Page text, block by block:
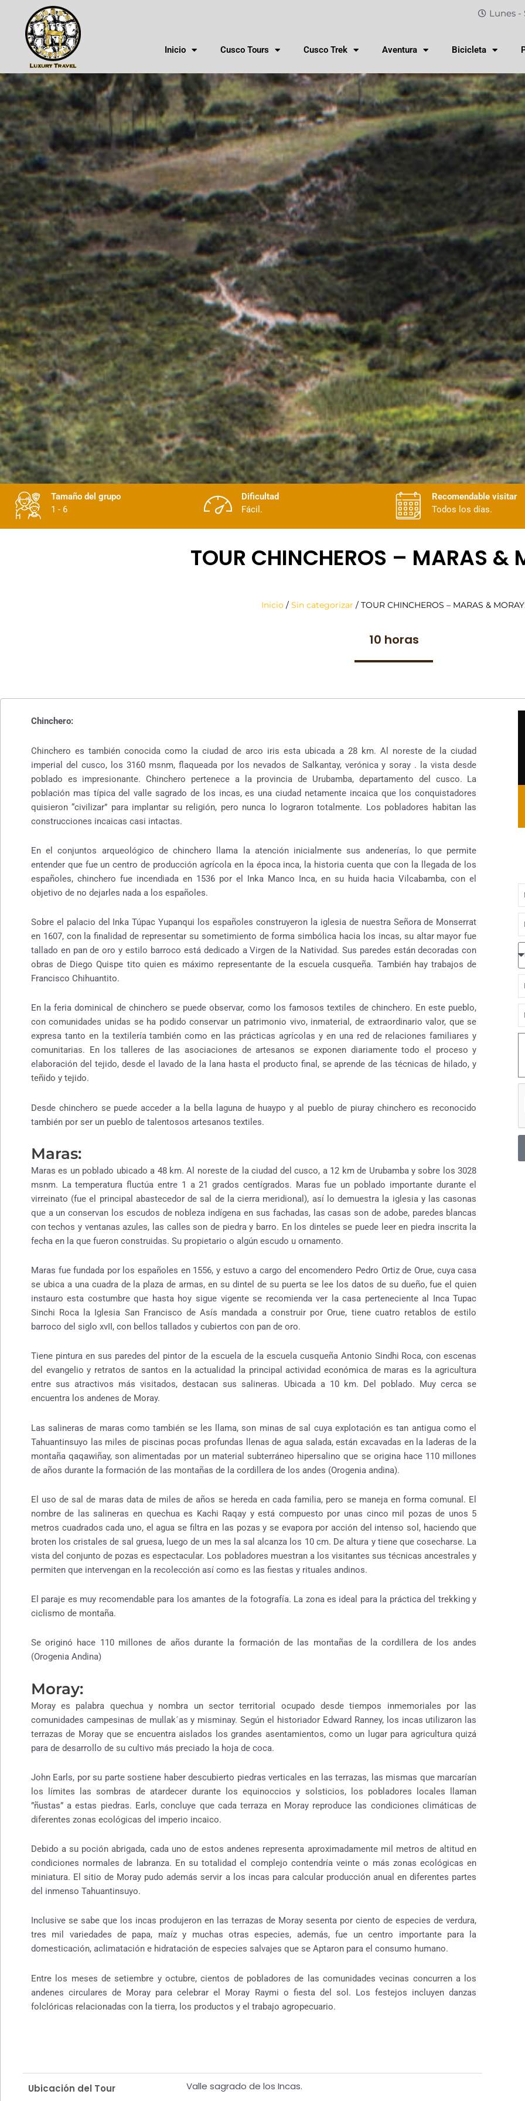
contenido
Lunes -
Inicio Cusco Tours Cusco Trek Aventura Bicicleta
Tamaño del grupo
1 - 6
Dificultad
Fácil.
Recomendable visitar
Todos los días.
TOUR CHINCHEROS – MARAS &
Inicio / Sin categorizar / TOUR CHINCHEROS – MARAS &
10 horas
Chinchero:
Chinchero es también conocida como la ciudad de arco iris esta ubicada a 28 km. Al noreste de la ciudad
imperial del cusco, los 3160 msnm, flaqueada por los nevados de Salkantay, verónica y soray . la vista desde
poblado es impresionante. Chinchero pertenece a la provincia de Urubamba, departamento del cusco. La
población mas típica del valle sagrado de los incas, es una ciudad netamente incaica que los conquistadores
quisieron “civilizar” para implantar su religión, pero nunca lo lograron totalmente. Los pobladores habitan las
construcciones incaicas casi intactas.
En el conjuntos arqueológico de chinchero llama la atención inicialmente sus andenerías, lo que permite
entender que fue un centro de producción agrícola en la época inca, la historia cuenta que con la llegada de los
españoles, chinchero fue incendiada en 1536 por el Inka Manco Inca, en su huida hacia Vilcabamba, con el
objetivo de no dejarles nada a los españoles.
Sobre el palacio del Inka Túpac Yupanqui los españoles construyeron la iglesia de nuestra Señora de Monserrat
en 1607, con la finalidad de representar su sometimiento de forma simbólica hacia los incas, su altar mayor fue
tallado en pan de oro y estilo barroco está dedicado a Virgen de la Natividad. Sus paredes están decoradas con
obras de Diego Quispe tito quien es máximo representante de la escuela cusqueña. También hay trabajos de
Francisco Chihuantito.
En la feria dominical de chinchero se puede observar, como los famosos textiles de chinchero. En este pueblo,
con comunidades unidas se ha podido conservar un patrimonio vivo, inmaterial, de extraordinario valor, que se
expresa tanto en la textilería también como en las prácticas agrícolas y en una red de relaciones familiares y
comunitarias. En los talleres de las asociaciones de artesanos se exponen diariamente todo el proceso y
elaboración del tejido, desde el lavado de la lana hasta el producto final, se aprende de las técnicas de hilado, y
teñido y tejido.
Desde chinchero se puede acceder a la bella laguna de huaypo y al pueblo de piuray chinchero es reconocido
también por ser un pueblo de talentosos artesanos textiles.
Maras:
Maras es un poblado ubicado a 48 km. Al noreste de la ciudad del cusco, a 12 km de Urubamba y sobre los 3028
msnm. La temperatura fluctúa entre 1 a 21 grados centígrados. Maras fue un poblado importante durante el
virreinato (fue el principal abastecedor de sal de la cierra meridional), así lo demuestra la iglesia y las casonas
que a un conservan los escudos de nobleza indígena en sus fachadas, las casas son de adobe, paredes blancas
con techos y ventanas azules, las calles son de piedra y barro. En los dinteles se puede leer en piedra inscrita la
fecha en la que fueron construidas. Su propietario o algún escudo u ornamento.
Maras fue fundada por los españoles en 1556, y estuvo a cargo del encomendero Pedro Ortiz de Orue, cuya casa
se ubica a una cuadra de la plaza de armas, en su dintel de su puerta se lee los datos de su dueño, fue el quien
instauro esta costumbre que hasta hoy sigue vigente se recomienda ver la casa perteneciente al Inca Tupac
Sinchi Roca la Iglesia San Francisco de Asís mandada a construir por Orue, tiene cuatro retablos de estilo
barroco del siglo xvII, con bellos tallados y cubiertos con pan de oro.
Tiene pintura en sus paredes del pintor de la escuela de la escuela cusqueña Antonio Sindhi Roca, con escenas
del evangelio y retratos de santos en la actualidad la principal actividad económica de maras es la agricultura
entre sus atractivos más visitados, destacan sus salineras. Ubicada a 10 km. Del poblado. Muy cerca se
encuentra los andenes de Moray.
Las salineras de maras como también se les llama, son minas de sal cuya explotación es tan antigua como el
Tahuantinsuyo las miles de piscinas pocas profundas llenas de agua salada, están excavadas en la laderas de la
montaña qaqawiñay, son alimentadas por un material subterráneo hipersalino que se origina hace 110 millones
de años durante la formación de las montañas de la cordillera de los andes (Orogenia andina).
El uso de sal de maras data de miles de años se hereda en cada familia, pero se maneja en forma comunal. El
nombre de las salineras en quechua es Kachi Raqay y está compuesto por unas cinco mil pozas de unos 5
metros cuadrados cada uno, el agua se filtra en las pozas y se evapora por acción del intenso sol, haciendo que
broten los cristales de sal gruesa, luego de un mes la sal alcanza los 10 cm. De altura y tiene que cosecharse. La
vista del conjunto de pozas es espectacular. Los pobladores muestran a los visitantes sus técnicas ancestrales y
permiten que intervengan en la recolección así como es las fiestas y rituales andinos.
El paraje es muy recomendable para los amantes de la fotografía. La zona es ideal para la práctica del trekking y
ciclismo de montaña.
Se originó hace 110 millones de años durante la formación de las montañas de la cordillera de los andes
(Orogenia Andina)
Moray:
Moray es palabra quechua y nombra un sector territorial ocupado desde tiempos inmemoriales por las
comunidades campesinas de mullak´as y misminay. Según el historiador Edward Ranney, los incas utilizaron las
terrazas de Moray que se encuentra aislados los grandes asentamientos, como un lugar para agricultura quizá
para de desarrollo de su cultivo más preciado la hoja de coca.
John Earls, por su parte sostiene haber descubierto piedras verticales en las terrazas, las mismas que marcarían
los límites las sombras de atardecer durante los equinoccios y solsticios, los pobladores locales llaman
”ñustas” a estas piedras. Earls, concluye que cada terraza en Moray reproduce las condiciones climáticas de
diferentes zonas ecológicas del imperio incaico.
Debido a su poción abrigada, cada uno de estos andenes representa aproximadamente mil metros de altitud en
condiciones normales de labranza. En su totalidad el complejo contendría veinte o más zonas ecológicas en
miniatura. El sitio de Moray pudo además servir a los incas para calcular producción anual en diferentes partes
del inmenso Tahuantinsuyo.
Inclusive se sabe que los incas produjeron en las terrazas de Moray sesenta por ciento de especies de verdura,
tres mil variedades de papa, maíz y muchas otras especies, además, fue un centro importante para la
domesticación, aclimatación e hidratación de especies salvajes que se Aptaron para el consumo humano.
Entre los meses de setiembre y octubre, cientos de pobladores de las comunidades vecinas concurren a los
andenes circulares de Moray para celebrar el Moray Raymi o fiesta del sol. Los festejos incluyen danzas
folclóricas relacionadas con la tierra, los productos y el trabajo agropecuario.
Ubicación del Tour Valle sagrado de los Incas.